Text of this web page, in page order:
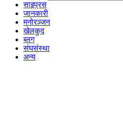
साइप्रस
जानकारी
मनोरञ्जन
खेलकुद
ब्लग
संघसंस्था
अन्य